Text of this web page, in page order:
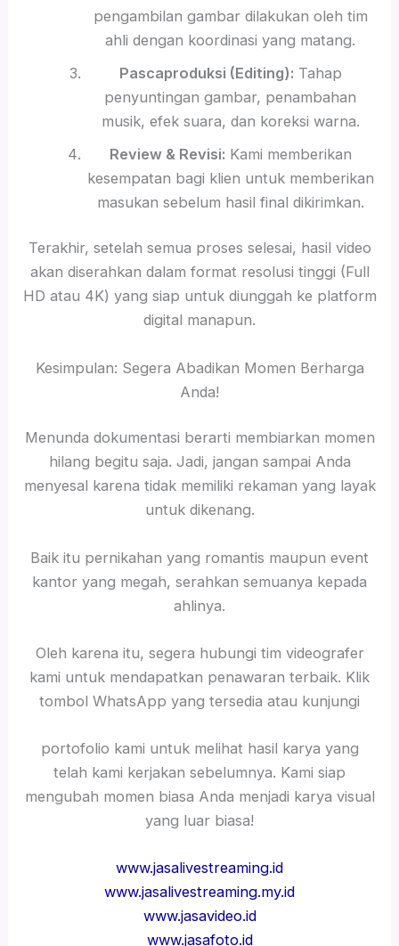
pengambilan gambar dilakukan oleh tim
ahli dengan koordinasi yang matang.
Pascaproduksi (Editing): Tahap
penyuntingan gambar, penambahan
musik, efek suara, dan koreksi warna.
Review & Revisi: Kami memberikan
kesempatan bagi klien untuk memberikan
masukan sebelum hasil final dikirimkan.
Terakhir, setelah semua proses selesai, hasil video
akan diserahkan dalam format resolusi tinggi (Full
HD atau 4K) yang siap untuk diunggah ke platform
digital manapun.
Kesimpulan: Segera Abadikan Momen Berharga
Anda!
Menunda dokumentasi berarti membiarkan momen
hilang begitu saja. Jadi, jangan sampai Anda
menyesal karena tidak memiliki rekaman yang layak
untuk dikenang.
Baik itu pernikahan yang romantis maupun event
kantor yang megah, serahkan semuanya kepada
ahlinya.
Oleh karena itu, segera hubungi tim videografer
kami untuk mendapatkan penawaran terbaik. Klik
tombol WhatsApp yang tersedia atau kunjungi
portofolio kami untuk melihat hasil karya yang
telah kami kerjakan sebelumnya. Kami siap
mengubah momen biasa Anda menjadi karya visual
yang luar biasa!
www.jasalivestreaming.id
www.jasalivestreaming.my.id
www.jasavideo.id
www.jasafoto.id